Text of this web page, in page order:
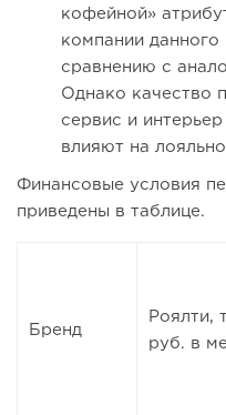
кофейной»
компании
сравнению с
Однако качество
сервис и
влияют на
Финансовые условия
приведены в таблице.
Бренд
Роялти,
руб. в